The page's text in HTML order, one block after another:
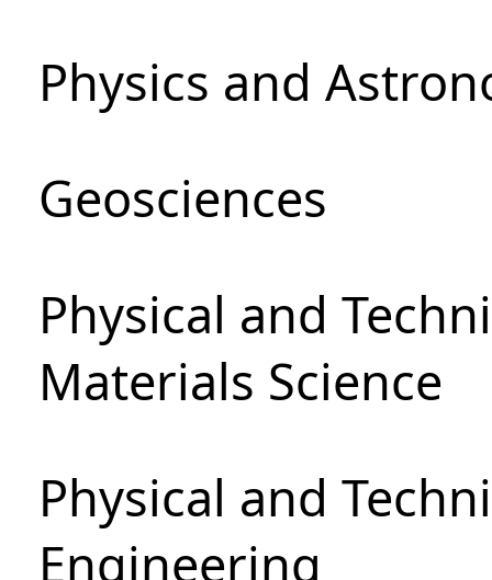
Physics and
Geosciences
Physical and
Materials Science
Physical and
Engineering